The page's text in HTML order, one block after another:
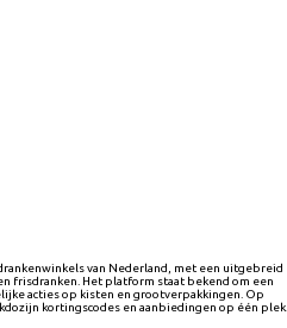
van Nederland, met een uitgebreid
frisdranken. Het platform staat bekend om een
acties op kisten en grootverpakkingen. Op
kortingscodes en aanbiedingen op één plek.